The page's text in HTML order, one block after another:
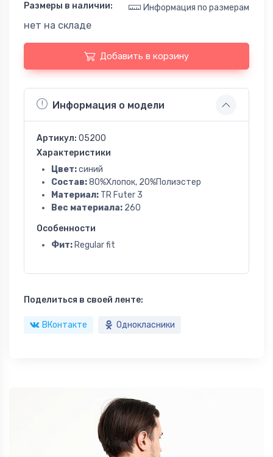
Размеры в наличии: Информация по размерам
нет на складе
Добавить в корзину
Информация о модели
Артикул: 05200
Характеристики
Цвет:синий
Состав:80%Хлопок, 20%Полиэстер
Материал: TR Futer 3
Вес материала: 260
Особенности
Фит: Regular fit
Поделиться в своей ленте:
ВКонтакте Однокласники